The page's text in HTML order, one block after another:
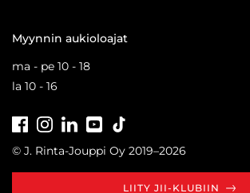
Myynnin aukioloajat
ma - pe 10 - 18
la 10 - 16
FacebookInstagramLinkedInYoutube
© J. Rinta-Jouppi Oy 2019–2026
LIITY JII-KLUBIIN